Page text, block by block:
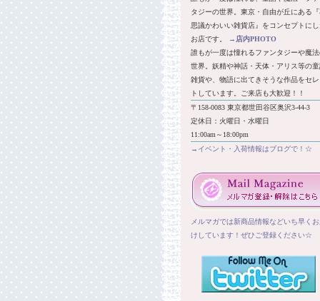
タジーの世界。東京・自由が丘にある『
思議かわいい雑貨店』をコンセプトにし
お店です。
→ 店内PHOTO
誰もが一度は憧れるファンタジーや魔
世界。妖精や神話・天体・アリス等の
雑貨や、物語に出てきそうな作品をセレ
トしています。ご来店も大歓迎！！
〒158-0083 東京都世田谷区奥沢3-44-3
定休日：火曜日・水曜日
11:00am～18:00pm
→イベント・入荷情報はブログで！☆
メルマガでは新商品情報などいち早くお
けしています！ぜひご登録ください☆